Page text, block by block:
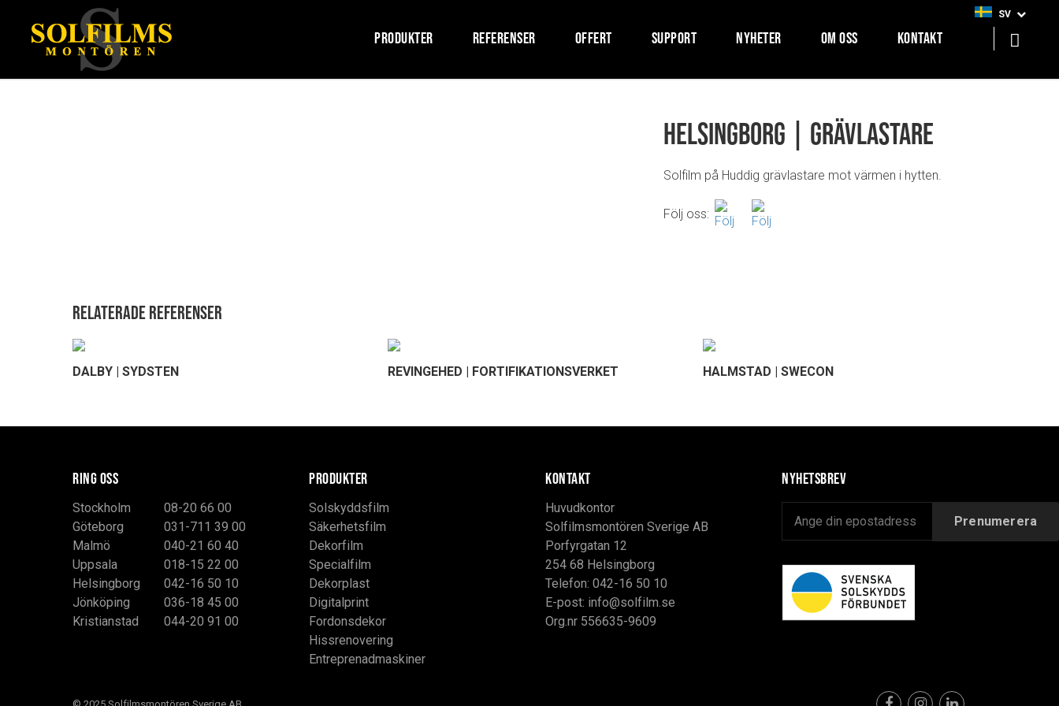
SV
PRODUKTER REFERENSER OFFERT SUPPORT NYHETER OM OSS KONTAKT
Helsingborg | Grävlastare
Solfilm på Huddig grävlastare mot värmen i hytten.
Följ oss:
Relaterade referenser
DALBY | SYDSTEN REVINGEHED | FORTIFIKATIONSVERKET HALMSTAD | SWECON
RING OSS
Stockholm
08-20 66 00
Göteborg
031-711 39 00
Malmö
040-21 60 40
Uppsala
018-15 22 00
Helsingborg
042-16 50 10
Jönköping
036-18 45 00
Kristianstad
044-20 91 00
PRODUKTER
Solskyddsfilm
Säkerhetsfilm
Dekorfilm
Specialfilm
Dekorplast
Digitalprint
Fordonsdekor
Hissrenovering
Entreprenadmaskiner
KONTAKT
Huvudkontor
Solfilmsmontören Sverige AB
Porfyrgatan 12
254 68 Helsingborg
Telefon: 042-16 50 10
E-post: info@solfilm.se
Org.nr 556635-9609
Nyhetsbrev